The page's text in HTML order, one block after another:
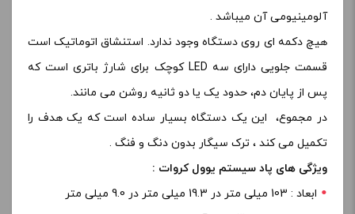
آلومینیومی آن میباشد .
هیچ دکمه ای روی دستگاه وجود ندارد. استنشاق اتوماتیک است
قسمت جلویی دارای سه LED کوچک برای شارژ باتری است که
پس از پایان دم، حدود یک یا دو ثانیه روشن می مانند.
در مجموع، این یک دستگاه بسیار ساده است که یک هدف را
تکمیل می کند ، ترک سیگار بدون دنگ و فنگ .
ویژگی های پاد سیستم یوول کروات :
ابعاد : 103 میلی متر در 19.3 میلی متر در 9.0 میلی متر